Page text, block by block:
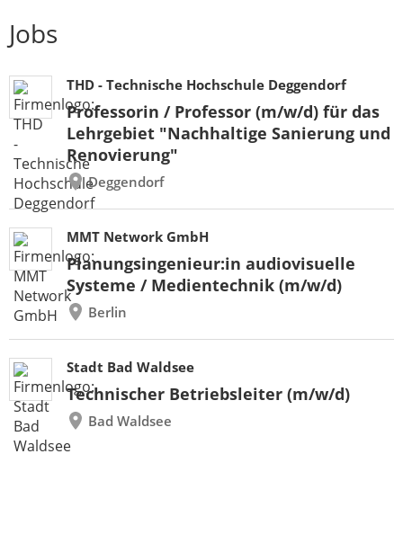
Jobs
THD - Technische Hochschule Deggendorf
Professorin / Professor (m/w/d) für das
Lehrgebiet "Nachhaltige Sanierung und
Renovierung"
Deggendorf
MMT Network GmbH
Planungsingenieur:in audiovisuelle
Systeme / Medientechnik (m/w/d)
Berlin
Stadt Bad Waldsee
Technischer Betriebsleiter (m/w/d)
Bad Waldsee